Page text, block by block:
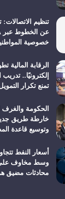
تنظيم
خصوصية
الرقابة المالية
إلكترونيًا..
تمنع تكرار
الحكومة والغرف
خارطة طريق
وتوسيع قاعدة
وسط مخاوف على
محادثات مضيق